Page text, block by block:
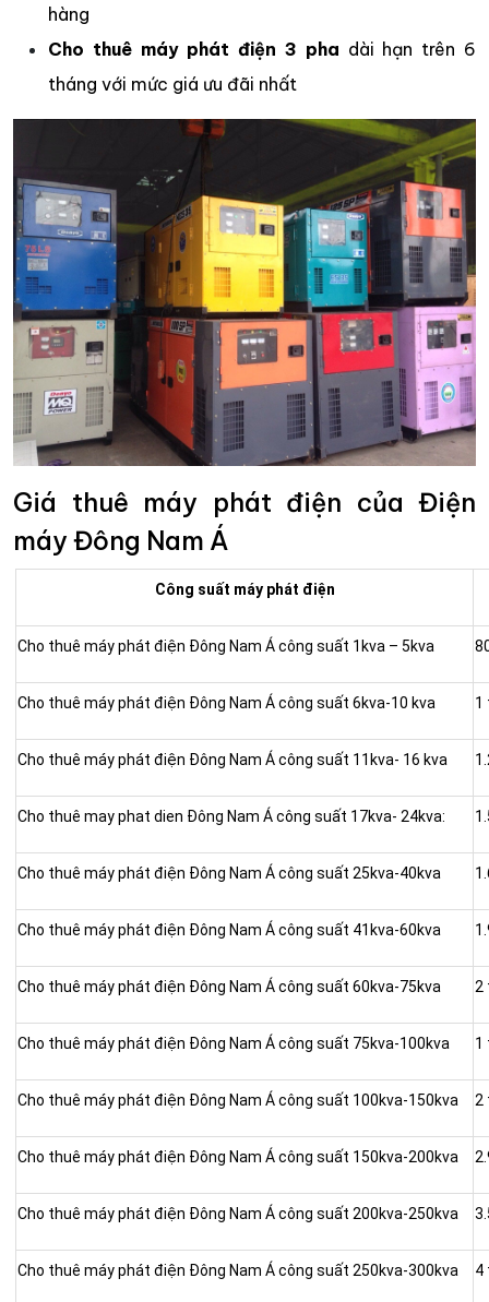
hàng
Cho thuê máy phát điện 3 pha dài hạn trên 6
tháng với mức giá ưu đãi nhất
Giá thuê máy phát điện của Điện
máy Đông Nam Á
Công suất máy phát điện
Cho thuê máy phát điện Đông Nam Á công suất 1kva – 5kva
Cho thuê máy phát điện Đông Nam Á công suất 6kva-10 kva 1
Cho thuê máy phát điện Đông Nam Á công suất 11kva- 16 kva
Cho thuê may phat dien Đông Nam Á công suất 17kva- 24kva:
Cho thuê máy phát điện Đông Nam Á công suất 25kva-40kva
Cho thuê máy phát điện Đông Nam Á công suất 41kva-60kva
Cho thuê máy phát điện Đông Nam Á công suất 60kva-75kva 2
Cho thuê máy phát điện Đông Nam Á công suất 75kva-100kva 1
Cho thuê máy phát điện Đông Nam Á công suất 100kva-150kva 2
Cho thuê máy phát điện Đông Nam Á công suất 150kva-200kva
Cho thuê máy phát điện Đông Nam Á công suất 200kva-250kva
Cho thuê máy phát điện Đông Nam Á công suất 250kva-300kva 4